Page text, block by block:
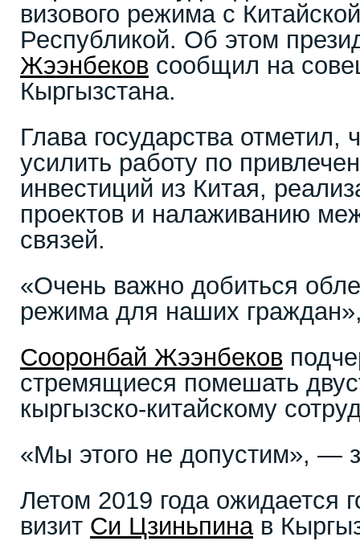
визового режима с
Республикой. Об этом
Жээнбеков сообщил на
Кыргызстана.
Глава государства отметил,
усилить работу по
инвестиций из Китая,
проектов и налаживанию
связей.
«Очень важно добиться
режима для наших
Сооронбай Жээнбеков
стремящиеся помешать
кыргызско-китайскому
«Мы этого не допустим», —
Летом 2019 года ожидается
визит Си Цзиньпинав